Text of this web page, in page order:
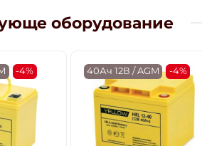
оборудование
-4% 40Ач 12В / AGM -4%